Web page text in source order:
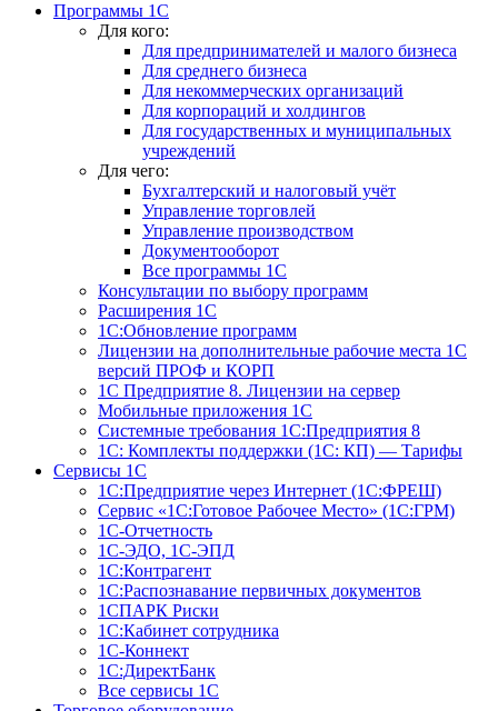
Программы 1С
Для кого:
Для предпринимателей и малого бизнеса
Для среднего бизнеса
Для некоммерческих организаций
Для корпораций и холдингов
Для государственных и муниципальных
учреждений
Для чего:
Бухгалтерский и налоговый учёт
Управление торговлей
Управление производством
Документооборот
Все программы 1С
Консультации по выбору программ
Расширения 1С
1С:Обновление программ
Лицензии на дополнительные рабочие места 1С
версий ПРОФ и КОРП
1С Предприятие 8. Лицензии на сервер
Мобильные приложения 1С
Системные требования 1С:Предприятия 8
1С: Комплекты поддержки (1С: КП) — Тарифы
Сервисы 1С
1С:Предприятие через Интернет (1С:ФРЕШ)
Сервис «1С:Готовое Рабочее Место» (1С:ГРМ)
1С-Отчетность
1С-ЭДО, 1С-ЭПД
1С:Контрагент
1С:Распознавание первичных документов
1СПАРК Риски
1С:Кабинет сотрудника
1С-Коннект
1С:ДиректБанк
Все сервисы 1С